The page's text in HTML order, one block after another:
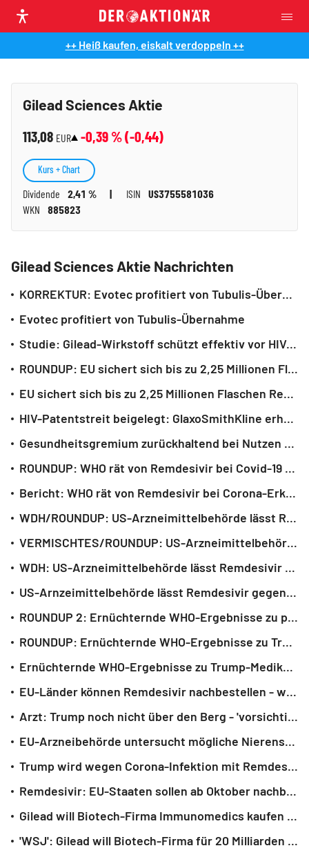
++ Heiß kaufen, eiskalt verdoppeln ++
Gilead Sciences Aktie
113,08 EUR -0,39 % (-0,44)
Dividende 2,41 % ISIN
US3755581036
WKN
885823
Kurs + Chart
Gilead Sciences Aktie Nachrichten
KORREKTUR: Evotec profitiert von Tubulis-Übernahme
Evotec profitiert von Tubulis-Übernahme
Studie: Gilead-Wirkstoff schützt effektiv vor HIV-Infektion
ROUNDUP: EU sichert sich bis zu 2,25 Millionen Flaschen Remdesivir gegen Covid
EU sichert sich bis zu 2,25 Millionen Flaschen Remdesivir gegen Covid
HIV-Patentstreit beigelegt: GlaxoSmithKline erhält Milliarden von Gilead
Gesundheitsgremium zurückhaltend bei Nutzen von Corona-Medikament
ROUNDUP: WHO rät von Remdesivir bei Covid-19 ab - Widerspruch vom Hersteller
Bericht: WHO rät von Remdesivir bei Corona-Erkrankung ab
WDH/ROUNDUP: US-Arzneimittelbehörde lässt Remdesivir gegen Covid-19 zu
VERMISCHTES/ROUNDUP: US-Arzneimittelbehörde lässt Remdesivir gegen Covid-19 zu
WDH: US-Arzneimittelbehörde lässt Remdesivir gegen Covid-19 zu
US-Arnzeimittelbehörde lässt Remdesivir gegen Covid-19 zu
ROUNDUP 2: Ernüchternde WHO-Ergebnisse zu potenziellen Corona-Medikamenten
ROUNDUP: Ernüchternde WHO-Ergebnisse zu Trump-Medikament Remdesivir
Ernüchternde WHO-Ergebnisse zu Trump-Medikament Remdesivir
EU-Länder können Remdesivir nachbestellen - weiterer Liefervertrag
Arzt: Trump noch nicht über den Berg - 'vorsichtig optimistisch'
EU-Arzneibehörde untersucht mögliche Nierenschäden durch Remdesivir
Trump wird wegen Corona-Infektion mit Remdesivir behandelt
Remdesivir: EU-Staaten sollen ab Oktober nachbestellen können
Gilead will Biotech-Firma Immunomedics kaufen - mehr als 100 Prozent Aufschlag
'WSJ': Gilead will Biotech-Firma für 20 Milliarden US-Dollar kaufen